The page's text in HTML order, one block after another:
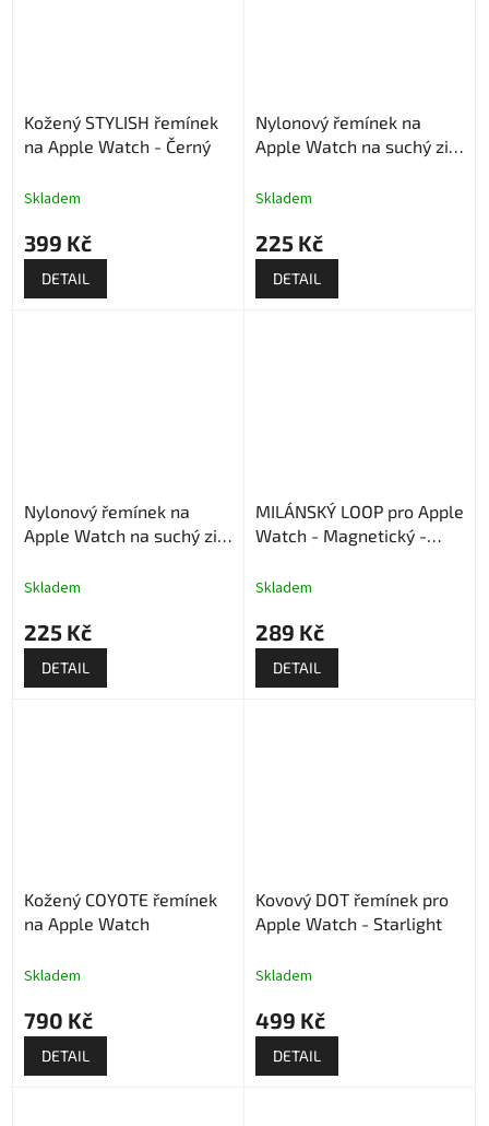
Kožený STYLISH řemínek
na Apple Watch - Černý
Skladem
399 Kč
DETAIL
Nylonový řemínek na
Apple Watch na suchý zip
Skladem
225 Kč
DETAIL
Nylonový řemínek na
Apple Watch na suchý zip
Skladem
225 Kč
DETAIL
MILÁNSKÝ LOOP pro Apple
Watch - Magnetický -
Skladem
289 Kč
DETAIL
Kožený COYOTE řemínek
na Apple Watch
Skladem
790 Kč
DETAIL
Kovový DOT řemínek pro
Apple Watch - Starlight
Skladem
499 Kč
DETAIL